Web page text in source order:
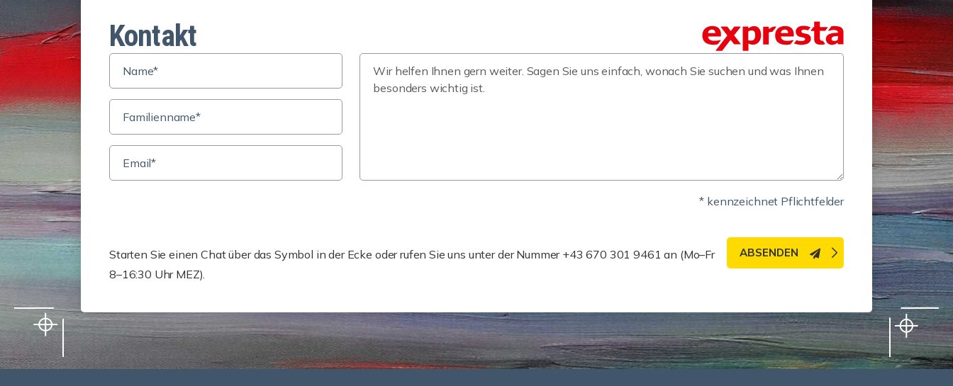
Kontakt
* kennzeichnet Pflichtfelder
Starten Sie einen Chat über das Symbol in der Ecke oder rufen Sie uns unter der Nummer +43 670 301 9461 an (Mo–Fr
8–16:30 Uhr MEZ).
ABSENDEN